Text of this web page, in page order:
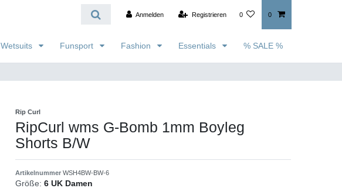
Anmelden Registrieren 0 0
Wetsuits Funsport Fashion Essentials % SALE %
Rip Curl
RipCurl wms G-Bomb 1mm Boyleg
Shorts B/W
Artikelnummer WSH4BW-BW-6
Größe: 6 UK Damen